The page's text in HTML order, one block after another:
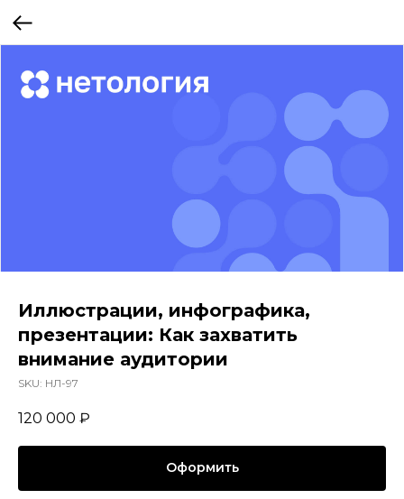
Иллюстрации, инфографика,
презентации: Как захватить
внимание аудитории
SKU: НЛ-97
120 000 ₽
Оформить